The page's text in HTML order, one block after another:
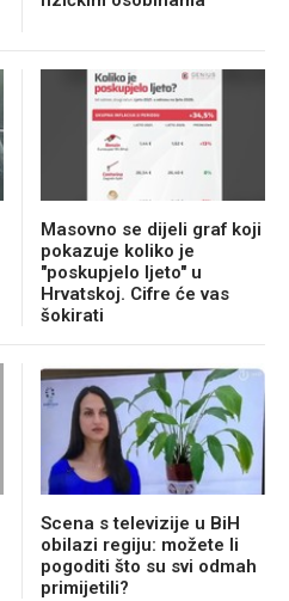
Masovno se dijeli graf koji
pokazuje koliko je
"poskupjelo ljeto" u
Hrvatskoj. Cifre će vas
šokirati
Scena s televizije u BiH
obilazi regiju: možete li
pogoditi što su svi odmah
primijetili?